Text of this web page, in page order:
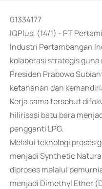
01334177
IQPlus, (14/1) - PT
Industri Pertambangan
kolaborasi strategis
Presiden Prabowo
ketahanan dan
Kerja sama tersebut
hilirisasi batu bara
pengganti LPG.
Melalui teknologi proses
menjadi Synthetic
diproses melalui
menjadi Dimethyl Ether